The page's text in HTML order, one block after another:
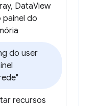
, DataView
painel do
do user
recursos